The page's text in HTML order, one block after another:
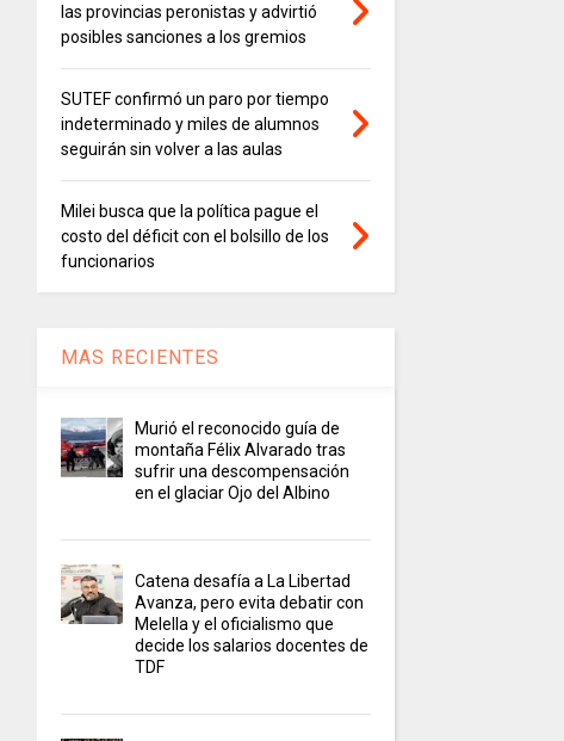
las provincias peronistas y advirtió
posibles sanciones a los gremios
SUTEF confirmó un paro por tiempo
indeterminado y miles de alumnos
seguirán sin volver a las aulas
Milei busca que la política pague el
costo del déficit con el bolsillo de los
funcionarios
MAS RECIENTES
Murió el reconocido guía de
montaña Félix Alvarado tras
sufrir una descompensación
en el glaciar Ojo del Albino
Catena desafía a La Libertad
Avanza, pero evita debatir con
Melella y el oficialismo que
decide los salarios docentes de
TDF